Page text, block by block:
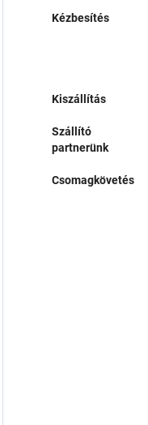
Kézbesítés
Kiszállítás
Szállító
partnerünk
Csomagkövetés